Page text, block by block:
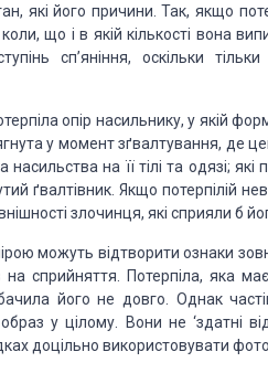
які його причини. Так, якщо
коли, що і в якій кількості вона
сп’яніння, оскільки тільки
опір насильнику, у якій
у моментзґвалтування, де
насильства на її тілі та одязі;
ґвалтівник. Якщо потерпілій
злочинця, які сприяли б
можуть відтворити ознаки
сприйняття. Потерпіла, яка
його не довго. Однак
у цілому. Вони не ‘здатні
доцільно використовувати